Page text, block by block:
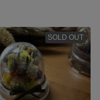
SOLD OUT